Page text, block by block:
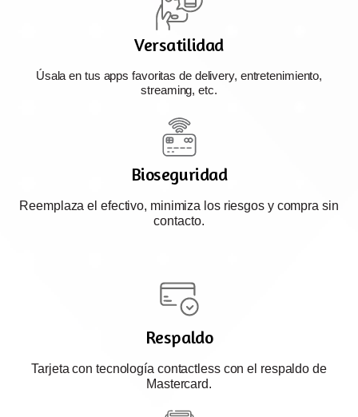
Versatilidad
Úsala en tus apps favoritas de delivery, entretenimiento,
streaming, etc.
Bioseguridad
Reemplaza el efectivo, minimiza los riesgos y compra sin
contacto.
Respaldo
Tarjeta con tecnología contactless con el respaldo de
Mastercard.